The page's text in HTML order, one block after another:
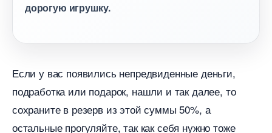
дорогую игрушку.
Если у вас появились непредвиденные деньги,
подработка или подарок, нашли и так далее, то
сохраните в резерв из этой суммы 50%, а
остальные прогуляйте, так как себя нужно тоже